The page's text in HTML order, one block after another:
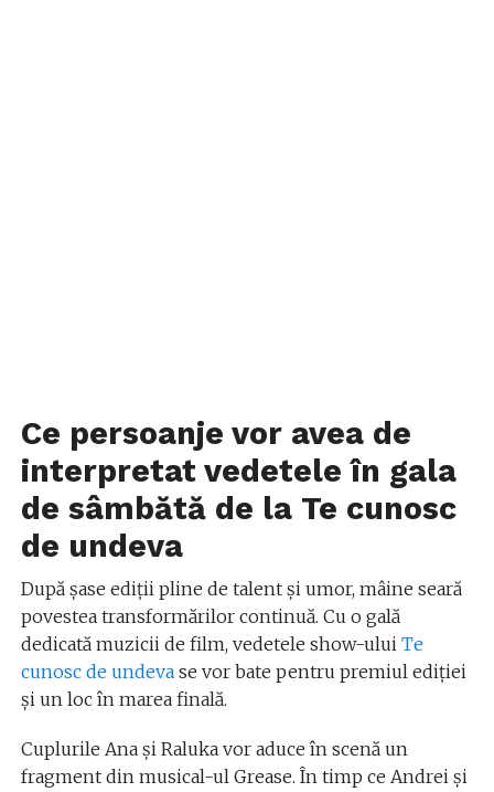
Ce persoanje vor avea de
interpretat vedetele în gala
de sâmbătă de la Te cunosc
de undeva
După șase ediții pline de talent și umor, mâine seară
povestea transformărilor continuă. Cu o gală
dedicată muzicii de film, vedetele show-ului Te
cunosc de undevase vor bate pentru premiul ediției
și un loc în marea finală.
Cuplurile Ana și Raluka vor aduce în scenă un
fragment din musical-ul Grease. În timp ce Andrei și